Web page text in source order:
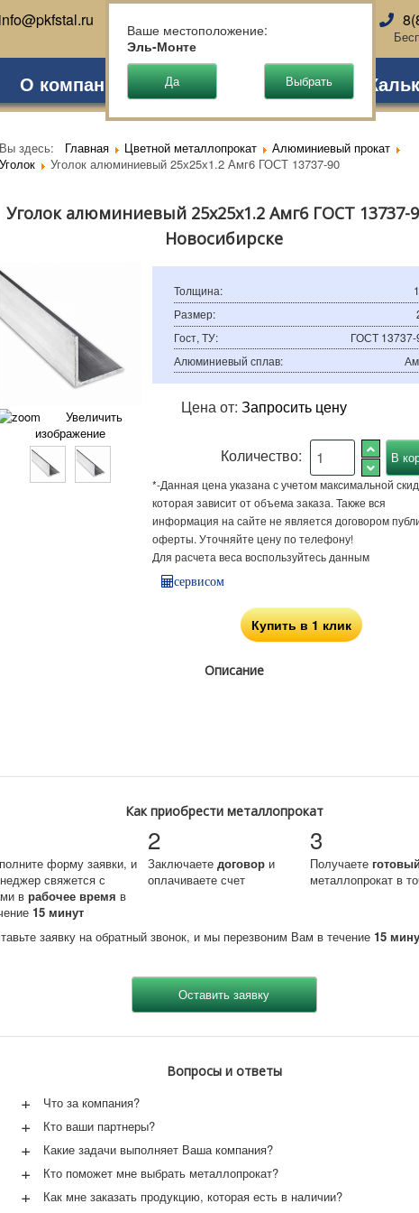
info@pkfstal.ru
О компании Партнеры Доставка
Вы здесь: Главная Цветной металлопрокат
Алюминиевый прокат
Уголок
Уголок алюминиевый 25х25х1.2 Амг6 ГОСТ 13737-90
Уголок алюминиевый 25х25х1.2 Амг6 ГОСТ 13737-
Новосибирске
Увеличить
изображение
Толщина:
Размер:
Гост, ТУ:
ГОСТ 13737-
Алюминиевый сплав:
Цена от: Запросить цену
Количество:
*-Данная цена указана с учетом максимальной
которая зависит от объема заказа. Также вся
информация на сайте не является договором
оферты. Уточняйте цену по телефону!
Для расчета веса воспользуйтесь данным
сервисом
Купить в 1 клик
Описание
Как приобрести металлопрокат
форму заявки, и
свяжется с
врабочее время в
15 минут
2
Заключаетедоговор и
оплачиваете счет
3
Получаете готовый
металлопрокат в
заявку на обратный звонок, и мы перезвоним Вам в течение15
Вопросы и ответы
+ Что за компания?
+ Кто ваши партнеры?
+ Какие задачи выполняет Ваша компания?
+ Кто поможет мне выбрать металлопрокат?
+ Как мне заказать продукцию, которая есть в наличии?
Ваше местоположение:
Эль-Монте